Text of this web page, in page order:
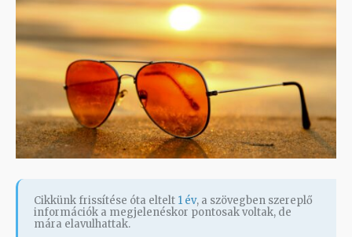
Cikkünk frissítése óta eltelt 1 év, a szövegben szereplő
információk a megjelenéskor pontosak voltak, de
mára elavulhattak.